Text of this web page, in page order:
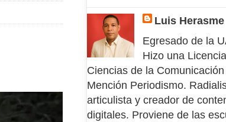
Luis Herasme
Egresado de la
Hizo una
Ciencias de la Comunicación
Mención Periodismo.
articulista y creador de
digitales. Proviene de las